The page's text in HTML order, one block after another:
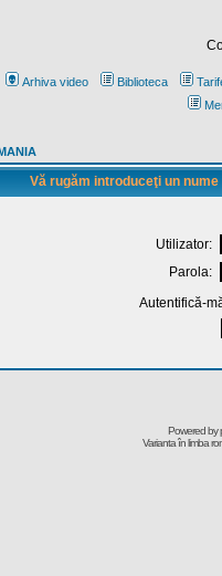
Arhiva video Biblioteca
Vă rugăm introduceţi un
Utilizator:
Parola:
Autentifică-
Powered by
Varianta în limba